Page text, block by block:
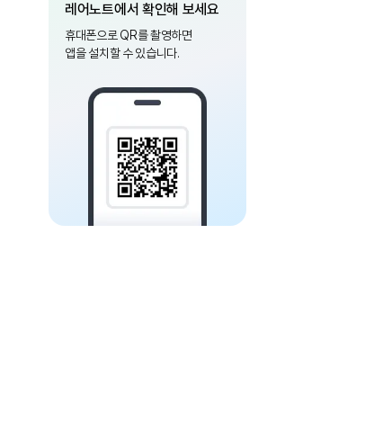
레어노트에서 확인해 보세요
휴대폰으로 QR를 촬영하면
앱을 설치할 수 있습니다.